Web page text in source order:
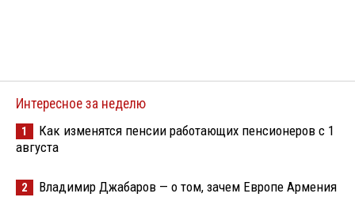
Интересное за неделю
1
Как изменятся пенсии работающих пенсионеров с 1
августа
2 Владимир Джабаров — о том, зачем Европе Армения